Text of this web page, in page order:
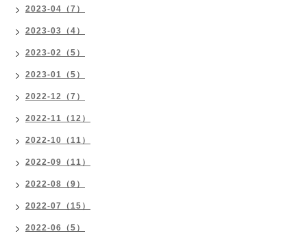
2023-04（7）
2023-03（4）
2023-02（5）
2023-01（5）
2022-12（7）
2022-11（12）
2022-10（11）
2022-09（11）
2022-08（9）
2022-07（15）
2022-06（5）